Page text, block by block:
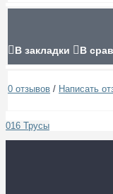
В закладки В
0 отзывов / Написать
016 Трусы